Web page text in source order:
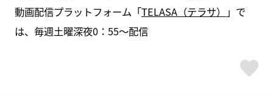
動画配信プラットフォーム「TELASA（テラサ）
」で
は、毎週土曜深夜0：55〜配信